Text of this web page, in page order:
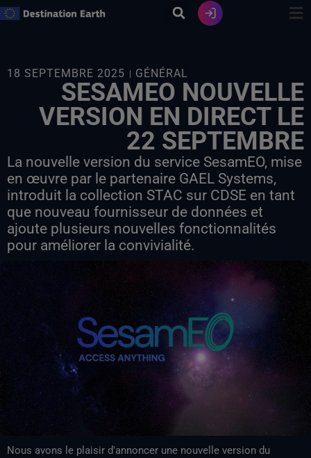
Skip
18 SEPTEMBRE 2025 GÉNÉRAL
SESAMEO NOUVELLE
VERSION EN DIRECT LE
22 SEPTEMBRE
La nouvelle version du service SesamEO, mise
en œuvre par le partenaire GAEL Systems,
introduit la collection STAC sur CDSE en tant
que nouveau fournisseur de données et
ajoute plusieurs nouvelles fonctionnalités
pour améliorer la convivialité.
Nous avons le plaisir d'annoncer une nouvelle version du